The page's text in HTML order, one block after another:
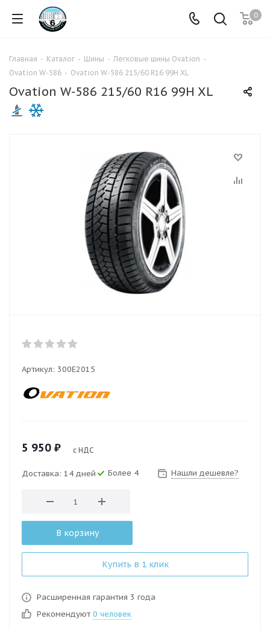
0
Главная - Каталог - Шины - Легковые шины Ovation -
Ovation W-586 - Ovation W-586 215/60 R16 99H XL
Ovation W-586 215/60 R16 99H XL
Артикул: 300E2015
5 950 ₽ с НДС
Доставка: 14 дней Более 4 Нашли дешевле?
В корзину
Купить в 1 клик
Расширенная гарантия 3 года
Рекомендуют 0 человек